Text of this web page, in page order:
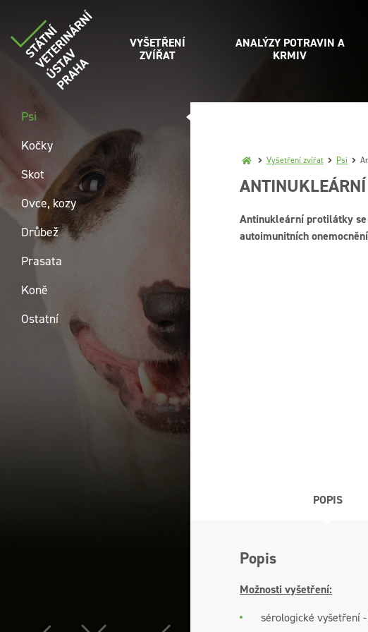
VYŠETŘENÍ
ZVÍŘAT
ANALÝZY POTRAVIN A
KRMIV
Vyšetření zvířat Psi
Antinukleární protilátky
autoimunitních
POPIS
Popis
Možnosti vyšetření:
sérologické vyšetření -
Psi
Kočky
Skot
Ovce, kozy
Drůbež
Prasata
Koně
Ostatní